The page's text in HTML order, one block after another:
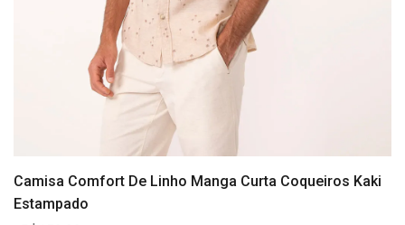
Camisa Comfort De Linho Manga Curta Coqueiros Kaki
Estampado